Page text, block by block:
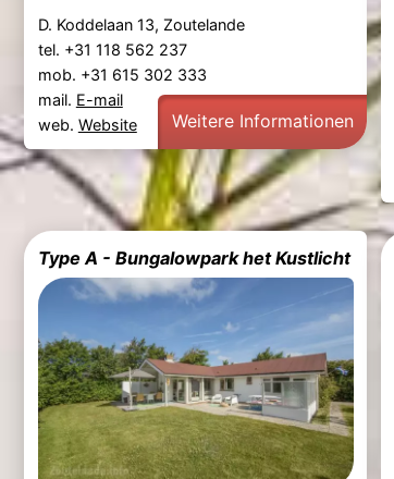
D. Koddelaan 13, Zoutelande
tel. +31 118 562 237
mob. +31 615 302 333
mail. E-mail
web. Website Weitere Informationen
Type A - Bungalowpark het Kustlicht